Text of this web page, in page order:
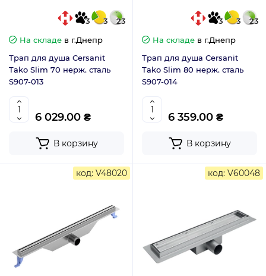
3 3
23
На складе в г.Днепр
Трап для душа Cersanit
Tako Slim 70 нерж. сталь
S907-013
6 029.00 ₴
В корзину
3 3
23
На складе в г.Днепр
Трап для душа Cersanit
Tako Slim 80 нерж. сталь
S907-014
6 359.00 ₴
В корзину
код: V48020 код: V60048